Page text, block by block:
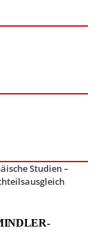
Studien –